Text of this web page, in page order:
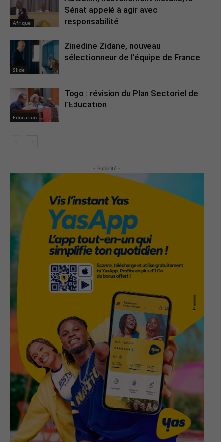
Afrique
Sénat appelé à agir avec
responsabilité
Slide
Zinedine Zidane, nouveau
sélectionneur de l’équipe de France
Education
Togo : révision du Plan Sectoriel de
l’Education
- Publicité -